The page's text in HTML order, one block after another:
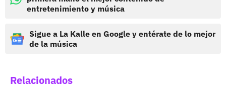
entretenimiento y música
Sigue a La Kalle en Google y entérate de lo mejor
de la música
Relacionados